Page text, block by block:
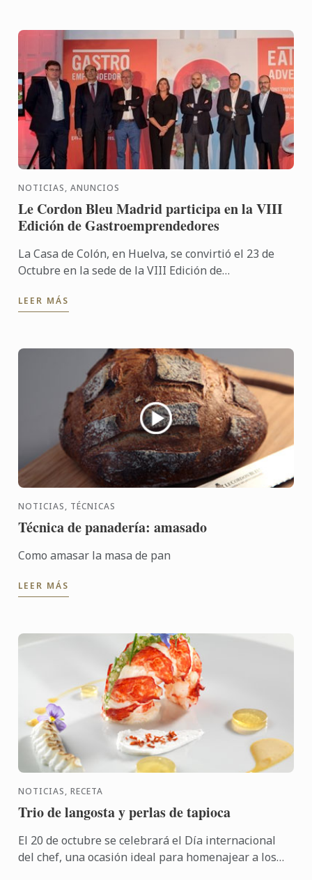
NOTICIAS, ANUNCIOS
Le Cordon Bleu Madrid participa en la VIII
Edición de Gastroemprendedores
La Casa de Colón, en Huelva, se convirtió el 23 de
Octubre en la sede de la VIII Edición de
Adventures dentro del ...
LEER MÁS
NOTICIAS, TÉCNICAS
Técnica de panadería: amasado
Como amasar la masa de pan
LEER MÁS
NOTICIAS, RECETA
Trio de langosta y perlas de tapioca
El 20 de octubre se celebrará el Día internacional
del chef, una ocasión ideal para homenajear a los